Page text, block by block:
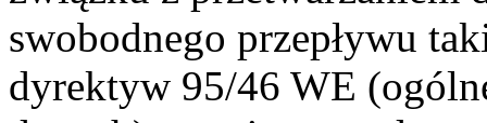
swobodnego przepływu
dyrektyw 95/46 WE